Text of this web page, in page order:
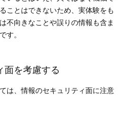
ことはできないため、実体験をも
不向きなことや誤りの情報も含ま
す。
面を考慮する
は、情報のセキュリティ面に注意